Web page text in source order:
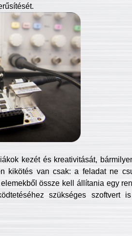
kezét és kreativitását,
kikötés van csak: a feladat ne
össze kell állítania egy
szükséges szoftvert